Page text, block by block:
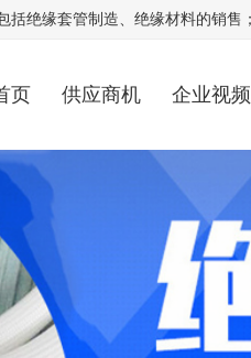
页 供应商机 企业视频
态